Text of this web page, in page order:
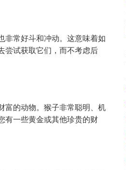
非常好斗和冲动。这意味着如
尝试获取它们，而不考虑后
富的动物。猴子非常聪明、机
有一些黄金或其他珍贵的财